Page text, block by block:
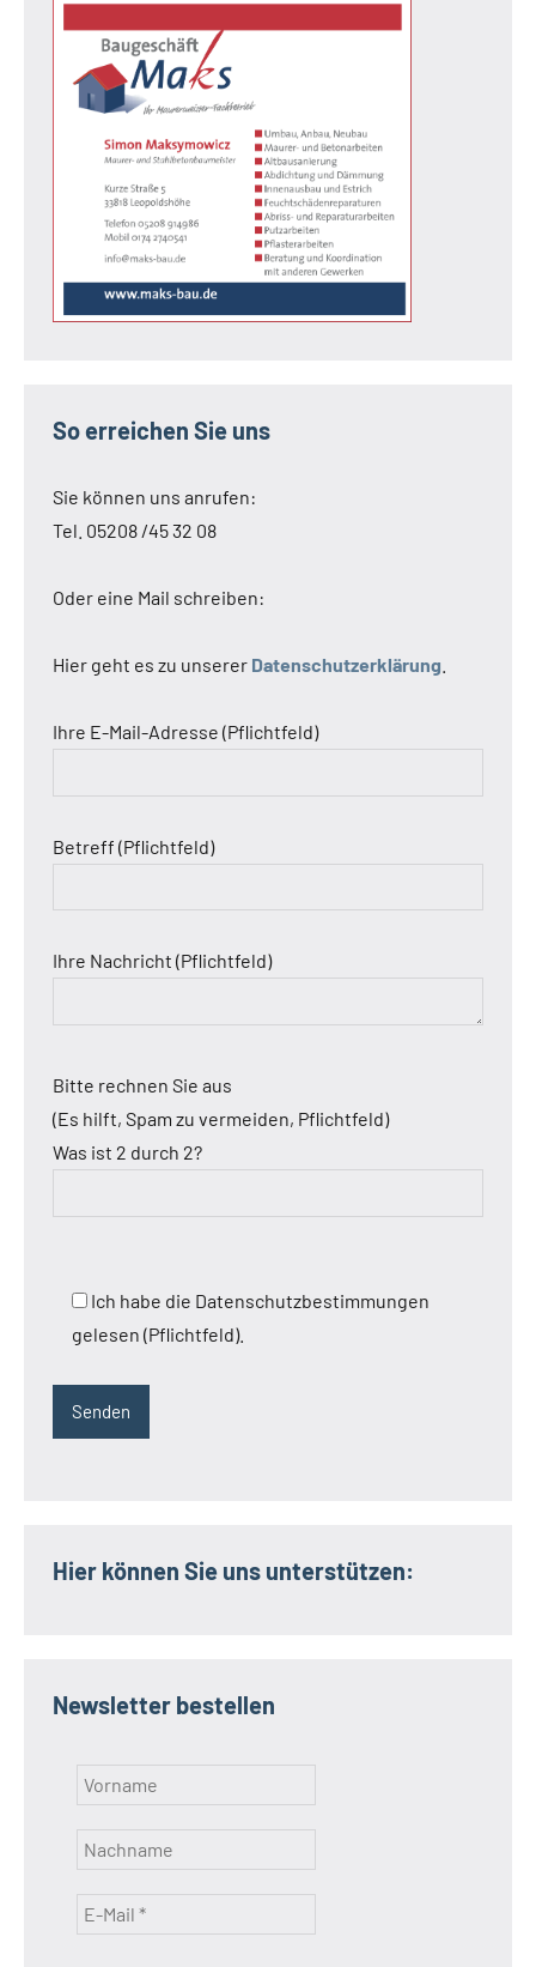
So erreichen Sie uns
Sie können uns anrufen:
Tel. 05208 /45 32 08
Oder eine Mail schreiben:
Hier geht es zu unserer Datenschutzerklärung
Ihre E-Mail-Adresse (Pflichtfeld)
Betreff (Pflichtfeld)
Ihre Nachricht (Pflichtfeld)
Bitte rechnen Sie aus
(Es hilft, Spam zu vermeiden, Pflichtfeld)
Was ist 2 durch 2?
Ich habe die Datenschutzbestimmungen
gelesen (Pflichtfeld).
Hier können Sie uns unterstützen:
Newsletter bestellen